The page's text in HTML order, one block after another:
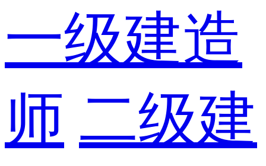
一级建造
师 二级建